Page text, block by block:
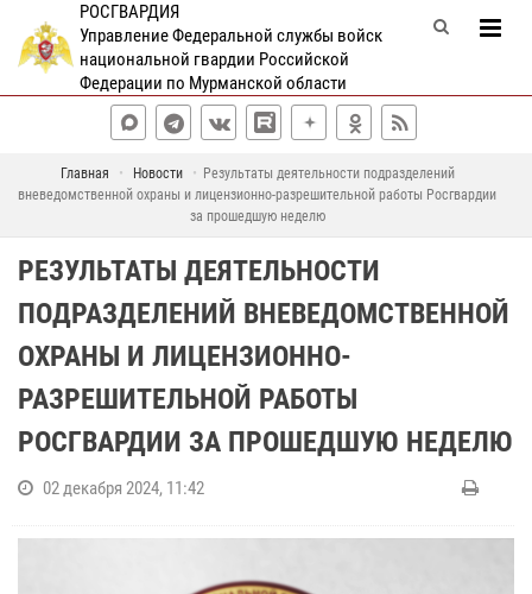
РОСГВАРДИЯ
Управление Федеральной службы войск
национальной гвардии Российской
Федерации по Мурманской области
Главная Новости
Результаты деятельности подразделений
вневедомственной охраны и лицензионно-разрешительной работы Росгвардии
за прошедшую неделю
РЕЗУЛЬТАТЫ ДЕЯТЕЛЬНОСТИ
ПОДРАЗДЕЛЕНИЙ ВНЕВЕДОМСТВЕННОЙ
ОХРАНЫ И ЛИЦЕНЗИОННО-
РАЗРЕШИТЕЛЬНОЙ РАБОТЫ
РОСГВАРДИИ ЗА ПРОШЕДШУЮ НЕДЕЛЮ
02 декабря 2024, 11:42